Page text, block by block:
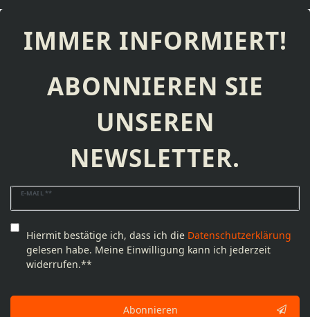
IMMER INFORMIERT!
ABONNIEREN SIE
UNSEREN
NEWSLETTER.
E-MAIL **
Newsletter
Honig
Hiermit bestätige ich, dass ich die Daten­schutz­erklärung
gelesen habe. Meine Einwilligung kann ich jederzeit
widerrufen.**
Abonnieren